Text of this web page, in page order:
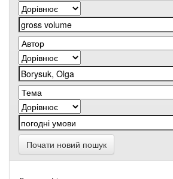
Почати новий пошук